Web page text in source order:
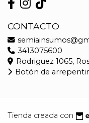
CONTACTO
3413075600
Rodriguez 1065,
Botón de
Tienda creada con